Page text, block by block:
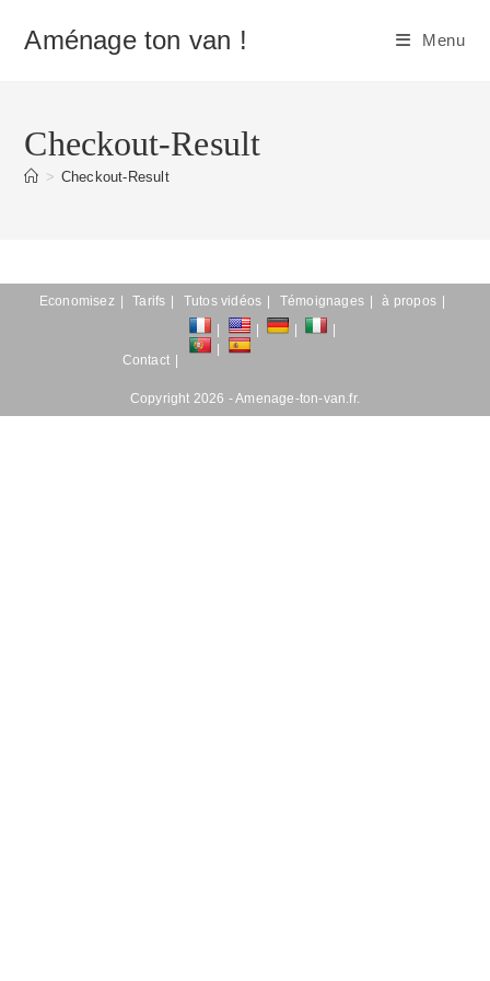
Aménage ton van ! Menu
Checkout-Result
> Checkout-Result
Economisez Tarifs Tutos vidéos Témoignages à propos
Contact
Copyright 2026 - Amenage-ton-van.fr.